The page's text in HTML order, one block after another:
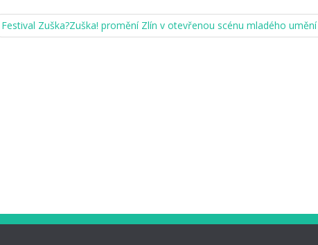
Festival Zuška?Zuška! promění Zlín v otevřenou scénu mladého umění